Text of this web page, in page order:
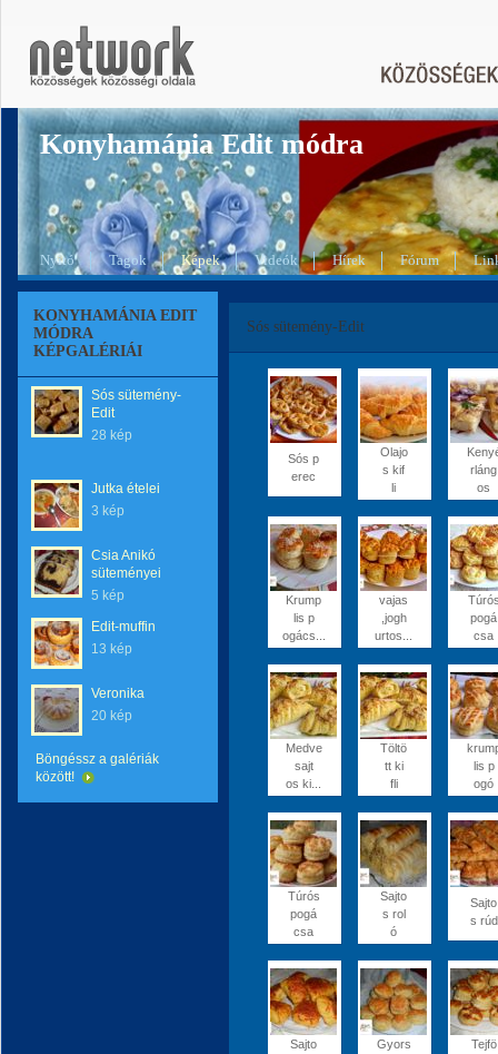
Konyhamánia Edit módra
Nyitó Tagok Képek Videók Hírek Fórum
KONYHAMÁNIA EDIT
MÓDRA
KÉPGALÉRIÁI
Sós sütemény-
Edit
28 kép
Jutka ételei
3 kép
Csia Anikó
süteményei
5 kép
Edit-muffin
13 kép
Veronika
20 kép
Böngéssz a galériák
között!
Sós sütemény-Edit
Sós p
erec
Olajo
s kif
li
rláng
os
Krump
lis p
ogács...
vajas
,jogh
urtos...
pogá
csa
Medve
sajt
os ki...
Töltö
tt ki
fli
lis p
ogó
Túrós
pogá
csa
Sajto
s rol
ó
Sajto
s rúd
Sajto
Gyors
Tejfö